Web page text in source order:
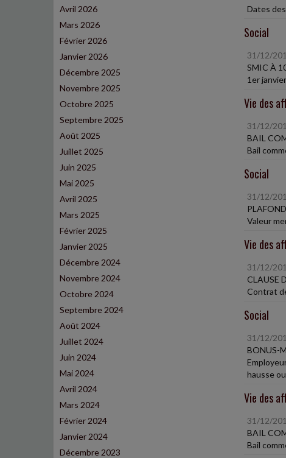
Avril 2026
Mars 2026
Février 2026
Janvier 2026
Décembre 2025
Novembre 2025
Octobre 2025
Septembre 2025
Août 2025
Juillet 2025
Juin 2025
Mai 2025
Avril 2025
Mars 2025
Février 2025
Janvier 2025
Décembre 2024
Novembre 2024
Octobre 2024
Septembre 2024
Août 2024
Juillet 2024
Juin 2024
Mai 2024
Avril 2024
Mars 2024
Février 2024
Janvier 2024
Décembre 2023
Dates
Social
31/12/
SMIC À
1er
Vie des
31/12/
BAIL
Bail
Social
31/12/
Valeur
Vie des
31/12/
CLAUSE
Contrat
Social
31/12/
BONUS-
hausse
Vie des
31/12/
BAIL
Bail